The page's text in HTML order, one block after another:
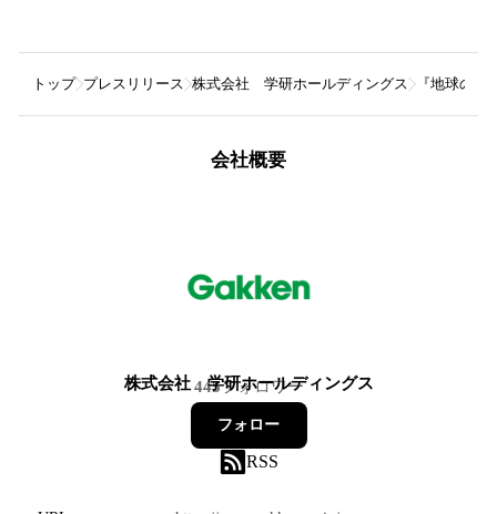
トップ プレスリリース 株式会社 学研ホールディングス 『地球の
会社概要
株式会社 学研ホールディングス
445フォロワー
フォロー
RSS